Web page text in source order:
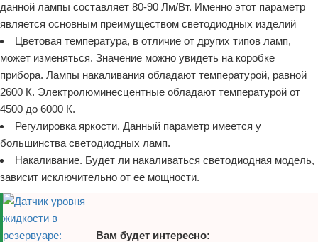
данной лампы составляет 80-90 Лм/Вт. Именно этот параметр
является основным преимуществом светодиодных изделий
Цветовая температура, в отличие от других типов ламп,
может изменяться. Значение можно увидеть на коробке
прибора. Лампы накаливания обладают температурой, равной
2600 К. Электролюминесцентные обладают температурой от
4500 до 6000 К.
Регулировка яркости. Данный параметр имеется у
большинства светодиодных ламп.
Накаливание. Будет ли накаливаться светодиодная модель,
зависит исключительно от ее мощности.
Вам будет интересно: